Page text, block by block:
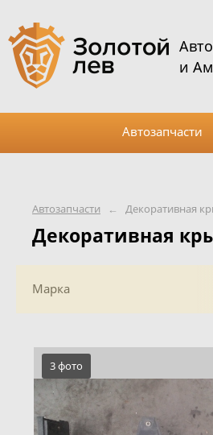
Автозапчасти ← Декоративная
Декоративная
Марка
3 фото
и
Автозапчасти